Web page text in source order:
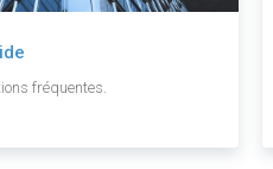
fréquentes.